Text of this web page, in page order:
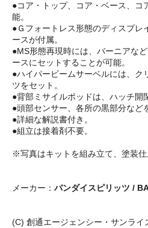
●コア・トップ、コア・ベース、コ
能。
●Ｇフォートレス形態のディスプレ
ースが付属。
●MS形態再現時には、バーニアな
ースにセットすることが可能。
●ハイパービームサーベルには、ク
ツをセット。
●背部ミサイルポッドは、ハッチ開
●頭部センサー、各所の黒部分など
●詳細な解説書付き。
●組立は接着剤不要。
※写真はキットを組み立て、塗装仕
メーカー： バンダイスピリッツ /
(C) 創通エージェンシー・サンライ